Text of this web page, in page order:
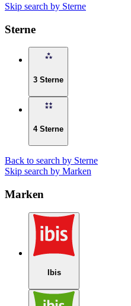
Skip search by Sterne
Sterne
3 Sterne
4 Sterne
Back to search by Sterne
Skip search by Marken
Marken
Ibis